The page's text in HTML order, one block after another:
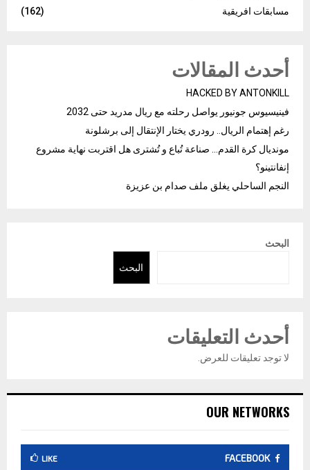
مسابقات افريقية
(162)
أحدث المقالات
HACKED BY ANTONKILL
فينيسيوس جونيور يواصل رحلته مع ريال مدريد حتى 2032
رغم إهتمام الريال.. رودري يختار الإنتقال إلى برشلونة
مونديال كرة القدم… صناعة تُباع و تُشترى هل اقتربت نهاية مشروع
إنفانتينو؟
النجم الساحلي يغلق ملف صدام بن عزيزة
البحث
البحث
أحدث التعليقات
لا توجد تعليقات للعرض.
OUR NETWORKS
FACEBOOK
LIKE